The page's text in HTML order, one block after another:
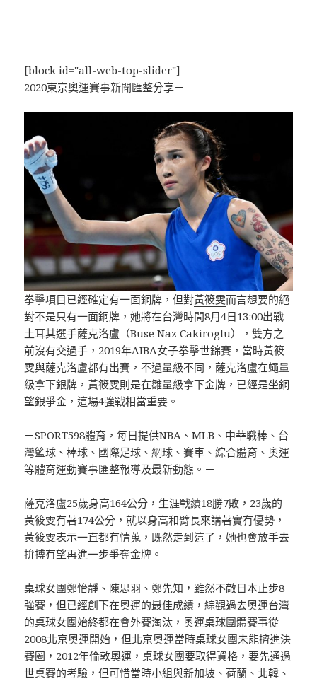
[block id="all-web-top-slider"]
2020東京奧運賽事新聞匯整分享－
拳擊項目已經確定有一面銅牌，但對黃筱雯而言想要的絕
對不是只有一面銅牌，她將在台灣時間8月4日13:00出戰
土耳其選手薩克洛盧（Buse Naz Cakiroglu），雙方之
前沒有交過手，2019年AIBA女子拳擊世錦賽，當時黃筱
雯與薩克洛盧都有出賽，不過量級不同，薩克洛盧在蠅量
級拿下銀牌，黃筱雯則是在雛量級拿下金牌，已經是坐銅
望銀爭金，這場4強戰相當重要。
－SPORT598體育，每日提供NBA、MLB、中華職棒、台
灣籃球、棒球、國際足球、網球、賽車、綜合體育、奧運
等體育運動賽事匯整報導及最新動態。－
薩克洛盧25歲身高164公分，生涯戰績18勝7敗，23歲的
黃筱雯有著174公分，就以身高和臂長來講著實有優勢，
黃筱雯表示一直都有情蒐，既然走到這了，她也會放手去
拚搏有望再進一步爭奪金牌。
桌球女團鄭怡靜、陳思羽、鄭先知，雖然不敵日本止步8
強賽，但已經創下在奧運的最佳成績，綜觀過去奧運台灣
的桌球女團始終都在會外賽淘汰，奧運桌球團體賽事從
2008北京奧運開始，但北京奧運當時桌球女團未能擠進決
賽圈，2012年倫敦奧運，桌球女團要取得資格，要先通過
世桌賽的考驗，但可惜當時小組與新加坡、荷蘭、北韓、